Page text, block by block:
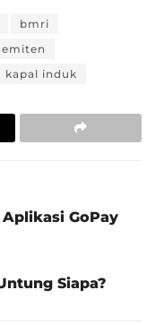
bmri
emiten
kapal induk
GoPay
Siapa?